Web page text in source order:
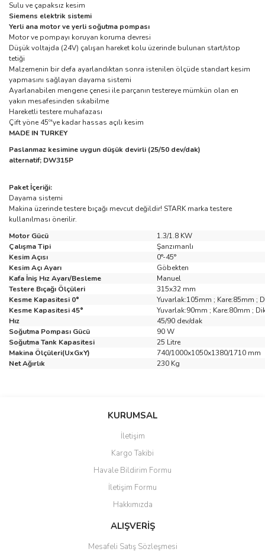
Sulu ve çapaksız kesim
Siemens elektrik sistemi
Yerli ana motor ve yerli soğutma pompası
Motor ve pompayı koruyan koruma devresi
Düşük voltajda (24V) çalışan hareket kolu üzerinde bulunan start/stop
tetiği
Malzemenin bir defa ayarlandıktan sonra istenilen ölçüde standart kesim
yapmasını sağlayan dayama sistemi
Ayarlanabilen mengene çenesi ile parçanın testereye mümkün olan en
yakın mesafesinden sıkabilme
Hareketli testere muhafazası
Çift yöne 45º'ye kadar hassas açılı kesim
MADE IN TURKEY
Paslanmaz kesimine uygun düşük devirli (25/50 dev/dak)
alternatif; DW315P
Paket İçeriği:
Dayama sistemi
Makina üzerinde testere bıçağı mevcut değildir! STARK marka testere
kullanılması önerilir.
Motor Gücü
1.3/1.8 KW
Çalışma Tipi
Şanzımanlı
Kesim Açısı
0°-45°
Kesim Açı Ayarı
Göbekten
Kafa İniş Hız Ayarı/Besleme
Manuel
Testere Bıçağı Ölçüleri
315x32 mm
Kesme Kapasitesi 0°
Yuvarlak:105mm ; Kare:85mm ;
Kesme Kapasitesi 45°
Yuvarlak:90mm ; Kare:80mm ;
Hız
45/90 dev/dak
Soğutma Pompası Gücü
90 W
Soğutma Tank Kapasitesi
25 Litre
Makina Ölçüleri(UxGxY)
740/1000x1050x1380/1710 mm
Net Ağırlık
230 Kg
Bu ürüne ilk yorumu siz yapın!
Ürün resmi kalitesiz, bozuk veya görüntülenemiyor.
Ürün açıklamasında eksik bilgiler bulunuyor.
Ürün bilgilerinde hatalar bulunuyor.
Ürün fiyatı diğer sitelerden daha pahalı.
Bu ürüne benzer farklı alternatifler olmalı.
KURUMSAL
İletişim
Kargo Takibi
Havale Bildirim Formu
İletişim Formu
Hakkımızda
ALIŞVERİŞ
Mesafeli Satış Sözleşmesi